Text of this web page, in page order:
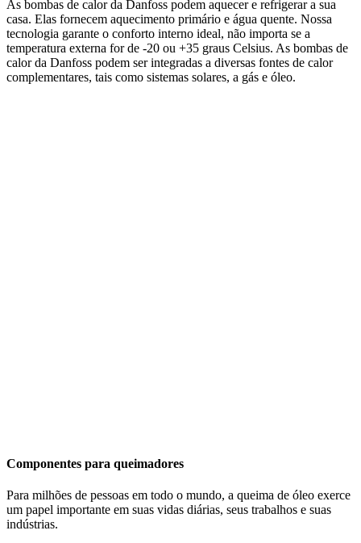
As bombas de calor da Danfoss podem aquecer e refrigerar a sua
casa. Elas fornecem aquecimento primário e água quente. Nossa
tecnologia garante o conforto interno ideal, não importa se a
temperatura externa for de -20 ou +35 graus Celsius. As bombas de
calor da Danfoss podem ser integradas a diversas fontes de calor
complementares, tais como sistemas solares, a gás e óleo.
Componentes para queimadores
Para milhões de pessoas em todo o mundo, a queima de óleo exerce
um papel importante em suas vidas diárias, seus trabalhos e suas
indústrias.